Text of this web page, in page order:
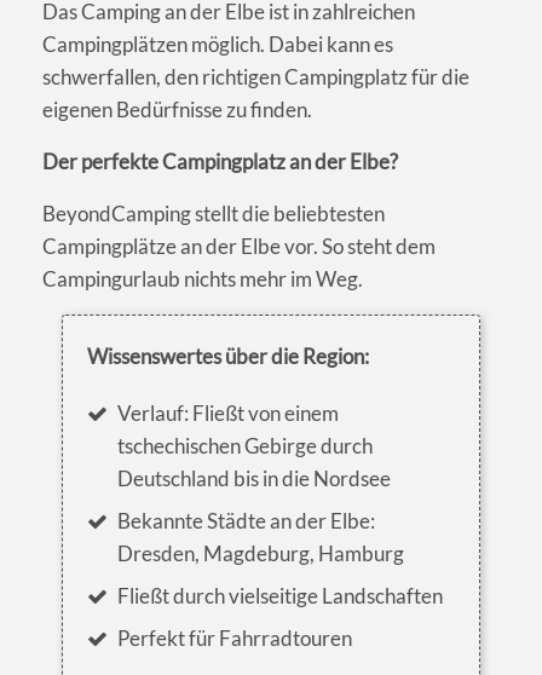
Das Camping an der Elbe ist in zahlreichen
Campingplätzen möglich. Dabei kann es
schwerfallen, den richtigen Campingplatz für die
eigenen Bedürfnisse zu finden.
Der perfekte Campingplatz an der Elbe?
BeyondCamping stellt die beliebtesten
Campingplätze an der Elbe vor. So steht dem
Campingurlaub nichts mehr im Weg.
Wissenswertes über die Region:
Verlauf: Fließt von einem
tschechischen Gebirge durch
Deutschland bis in die Nordsee
Bekannte Städte an der Elbe:
Dresden, Magdeburg, Hamburg
Fließt durch vielseitige Landschaften
Perfekt für Fahrradtouren